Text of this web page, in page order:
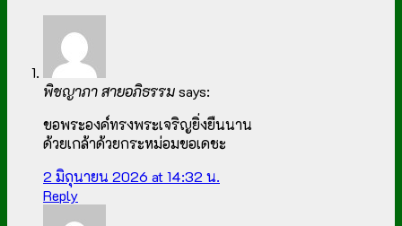
พิชญาภา สายอภิธรรมsays:
ขอพระองค์ทรงพระเจริญยิ่งยืนนาน
ด้วยเกล้าด้วยกระหม่อมขอเดชะ
2 มิถุนายน 2026 at 14:32 น.
Reply